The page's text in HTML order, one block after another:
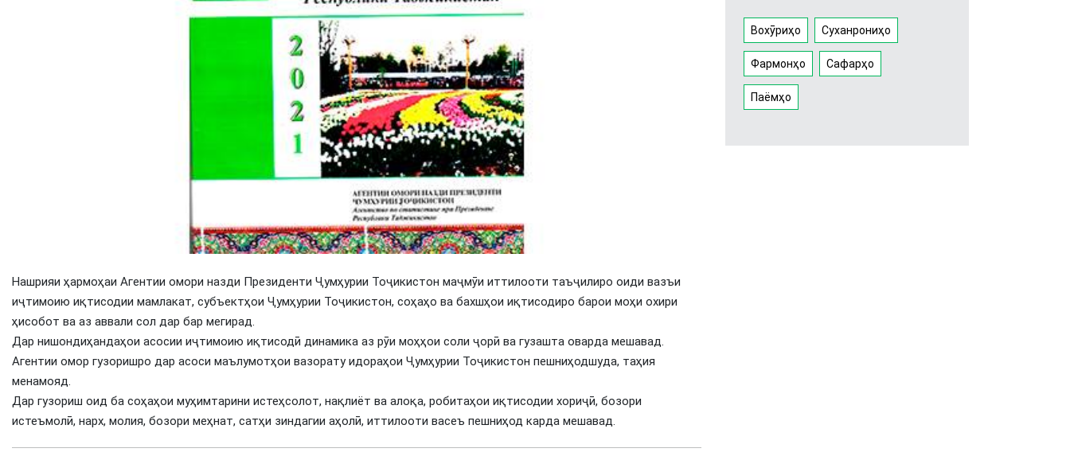
Нашрияи ҳармоҳаи Агентии омори назди Президенти Ҷумҳурии Тоҷикистон маҷмӯи иттилооти таъҷилиро оиди вазъи
иҷтимоию иқтисодии мамлакат, субъектҳои Ҷумҳурии Тоҷикистон, соҳаҳо ва бахшҳои иқтисодиро барои моҳи охири
ҳисобот ва аз аввали сол дар бар мегирад.
Дар нишондиҳандаҳои асосии иҷтимоию иқтисодӣ динамика аз рӯи моҳҳои соли ҷорӣ ва гузашта оварда мешавад.
Агентии омор гузоришро дар асоси маълумотҳои вазорату идораҳои Ҷумҳурии Тоҷикистон пешниҳодшуда, таҳия
менамояд.
Дар гузориш оид ба соҳаҳои муҳимтарини истеҳсолот, нақлиёт ва алоқа, робитаҳои иқтисодии хориҷӣ, бозори
истеъмолӣ, нарх, молия, бозори меҳнат, сатҳи зиндагии аҳолӣ, иттилооти васеъ пешниҳод карда мешавад.
Вохӯриҳо Суханрониҳо
Фармонҳо Сафарҳо
Паёмҳо